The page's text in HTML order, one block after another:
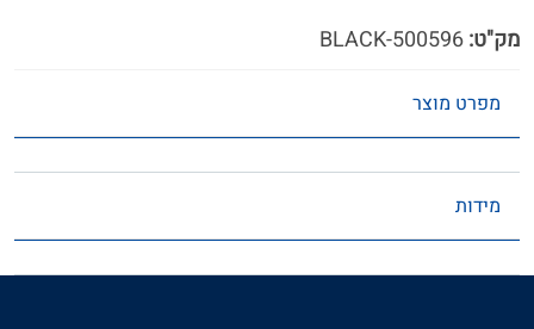
מק"ט:
מפרט מוצר
מידות